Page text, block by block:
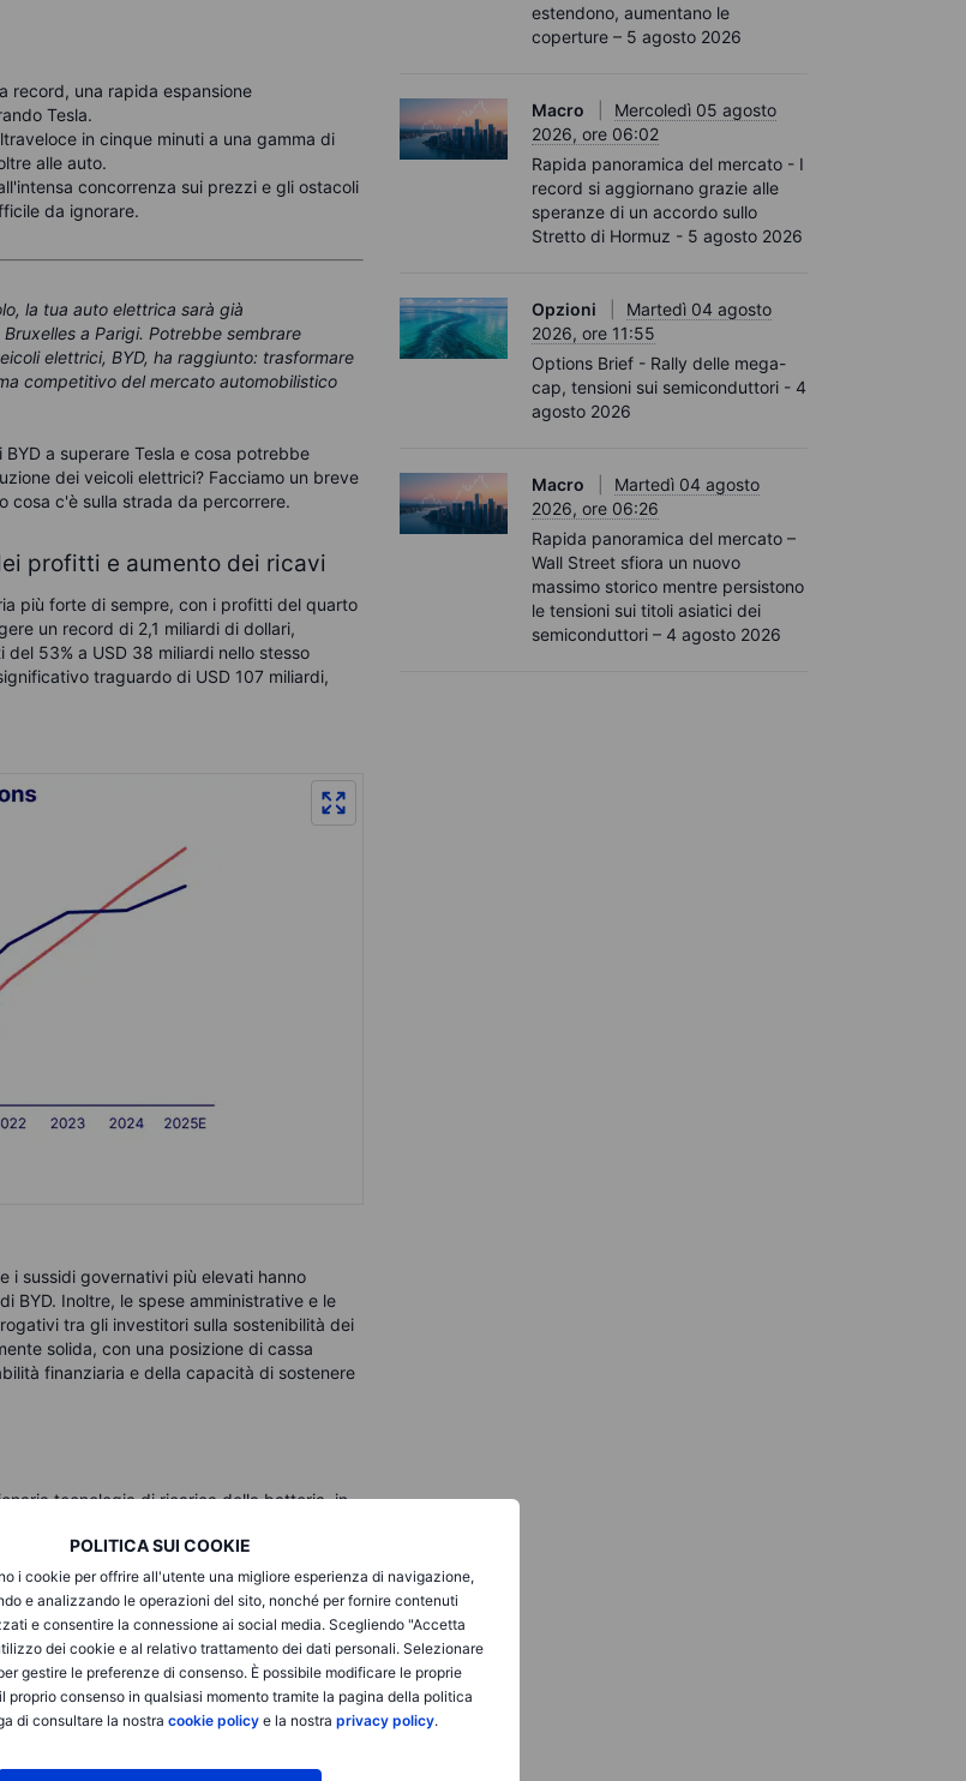
POLITICA SUI COOKIE
i cookie per offrire all'utente una migliore esperienza di navigazione,
e analizzando le operazioni del sito, nonché per fornire contenuti
e consentire la connessione ai social media. Scegliendo "Accetta
dei cookie e al relativo trattamento dei dati personali. Selezionare
gestire le preferenze di consenso. È possibile modificare le proprie
proprio consenso in qualsiasi momento tramite la pagina della politica
di consultare la nostra cookie policye la nostra privacy policy.
record, una rapida espansione
Tesla.
in cinque minuti a una gamma di
alle auto.
concorrenza sui prezzi e gli ostacoli
da ignorare.
la tua auto elettrica sarà già
a Parigi. Potrebbe sembrare
elettrici, BYD, ha raggiunto: trasformare
competitivo del mercato automobilistico
a superare Tesla e cosa potrebbe
dei veicoli elettrici? Facciamo un breve
cosa c'è sulla strada da percorrere.
profitti e aumento dei ricavi
più forte di sempre, con i profitti del quarto
un record di 2,1 miliardi di dollari,
53% a USD 38 miliardi nello stesso
traguardo di USD 107 miliardi,
i sussidi governativi più elevati hanno
BYD. Inoltre, le spese amministrative e le
tra gli investitori sulla sostenibilità dei
solida, con una posizione di cassa
finanziaria e della capacità di sostenere
tecnologia di ricarica della batteria, in
veloci di Tesla offrono circa 275 chilometri
è rivoluzionario e affronta
da parte dei consumatori: i lunghi
estendono, aumentano le
coperture – 5 agosto 2026
Macro
Mercoledì 05 agosto
2026, ore 06:02
Rapida panoramica del mercato - I
record si aggiornano grazie alle
speranze di un accordo sullo
Stretto di Hormuz - 5 agosto 2026
Opzioni
Martedì 04 agosto
2026, ore 11:55
Options Brief - Rally delle mega-
cap, tensioni sui semiconduttori - 4
agosto 2026
Macro
Martedì 04 agosto
2026, ore 06:26
Rapida panoramica del mercato –
Wall Street sfiora un nuovo
massimo storico mentre persistono
le tensioni sui titoli asiatici dei
semiconduttori – 4 agosto 2026